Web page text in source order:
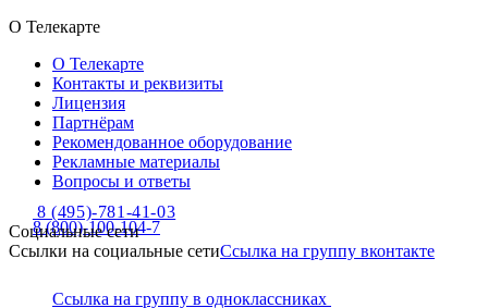
О Телекарте
О Телекарте
Контакты и реквизиты
Лицензия
Партнёрам
Рекомендованное оборудование
Рекламные материалы
Вопросы и ответы
8 (800)-100-104-7
8 (495)-781-41-03
Социальные сети
Ссылки на социальные сетиСсылка на группу вконтакте
Ссылка на группу в одноклассниках